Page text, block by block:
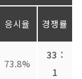
응시율 경쟁률
73.8%
33 :
1